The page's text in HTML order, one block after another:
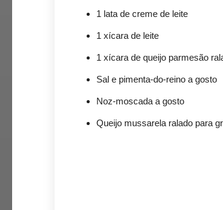
1 lata de creme de leite
1 xícara de leite
1 xícara de queijo parmesão
Sal e pimenta-do-reino a gosto
Noz-moscada a gosto
Queijo mussarela ralado para